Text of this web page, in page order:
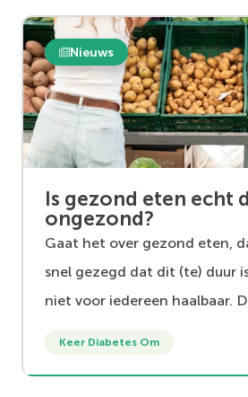
Nieuws
Is gezond eten echt
ongezond?
Gaat het over gezond eten,
snel gezegd dat dit (te) duur
niet voor iedereen haalbaar.
Keer Diabetes Om